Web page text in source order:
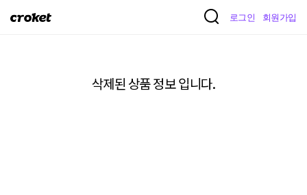
크
로그인 회원가입
삭제된 상품 정보 입니다.